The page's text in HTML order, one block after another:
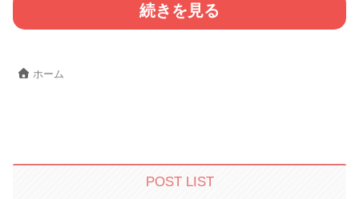
続きを見る
ホーム
POST LIST